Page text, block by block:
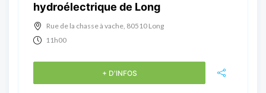
hydroélectrique de Long
Rue de la chasse à vache, 80510 Long
11h00
+ D'INFOS